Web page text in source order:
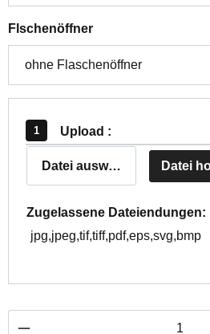
Flschenöffnerauswählen
Upload :
Datei auswählen Datei
Zugelassene Dateiendungen:
jpg,jpeg,tif,tiff,pdf,eps,svg,bmp
Produkt Anzahl: Gib